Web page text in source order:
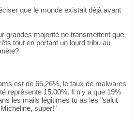
que le monde existait déjà avant
grandes majorité ne transmettent que
tout en portant un lourd tribu au
est de 65,26%, le taux de malwares
représente 15.00%. Il n'y a que 19%
les mails légitimes tu as les "salut
super!"